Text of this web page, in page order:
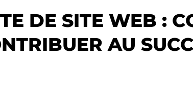
DE SITE WEB :
AU